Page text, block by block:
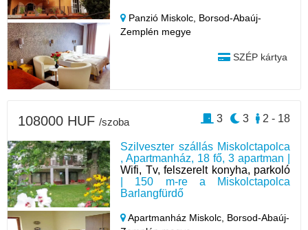
Panzió Miskolc, Borsod-Abaúj-
Zemplén megye
SZÉP kártya
Szilveszter szállás Miskolctapolca
, Apartmanház, 18 fő, 3 apartman |
Wifi, Tv, felszerelt konyha, parkoló
| 150 m-re a Miskolctapolca
Barlangfürdő
Apartmanház Miskolc, Borsod-Abaúj-
108000 HUF /szoba 2 - 18
3
3